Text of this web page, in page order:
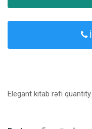
Elegant kitab rəfi quantity